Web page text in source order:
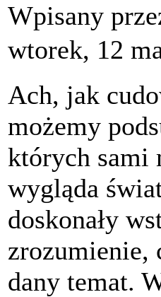
Wpisany
wtorek, 12
Ach, jak
możemy
których sami
wygląda
doskonały
zrozumienie,
dany temat.